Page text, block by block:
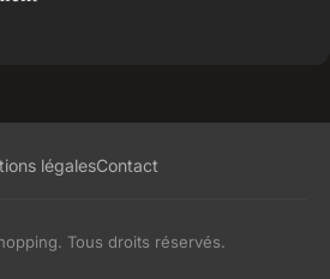
légalesContact
Tous droits réservés.